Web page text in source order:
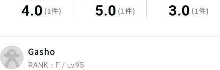
4.0 (1件) 5.0 (1件) 3.0 (1件)
Gasho
RANK：F / Lv.95